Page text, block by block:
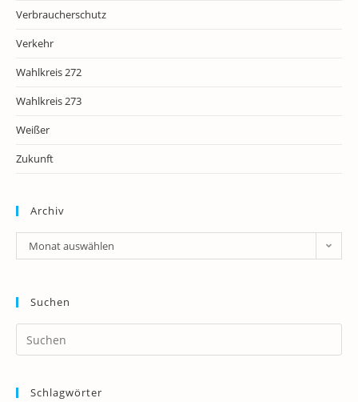
Verbraucherschutz
Verkehr
Wahlkreis 272
Wahlkreis 273
Weißer
Zukunft
Archiv
Archiv
Monat auswählen
Suchen
Schlagwörter